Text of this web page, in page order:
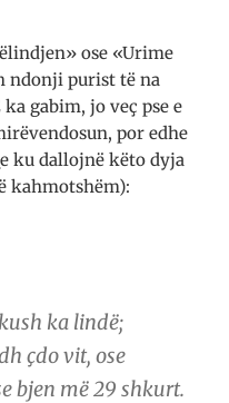
ose «Urime
ndonji purist të na
gabim, jo veç pse e
por edhe
ku dallojnë këto dyja
kahmotshëm):
ka lindë;
çdo vit, ose
bjen më 29 shkurt.